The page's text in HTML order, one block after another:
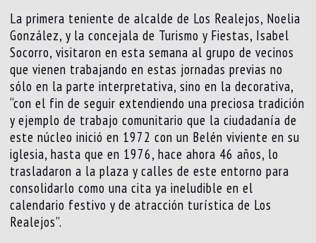
La primera teniente de alcalde de Los Realejos, Noelia
González, y la concejala de Turismo y Fiestas, Isabel
Socorro, visitaron en esta semana al grupo de vecinos
que vienen trabajando en estas jornadas previas no
sólo en la parte interpretativa, sino en la decorativa,
“con el fin de seguir extendiendo una preciosa tradición
y ejemplo de trabajo comunitario que la ciudadanía de
este núcleo inició en 1972 con un Belén viviente en su
iglesia, hasta que en 1976, hace ahora 46 años, lo
trasladaron a la plaza y calles de este entorno para
consolidarlo como una cita ya ineludible en el
calendario festivo y de atracción turística de Los
Realejos”.